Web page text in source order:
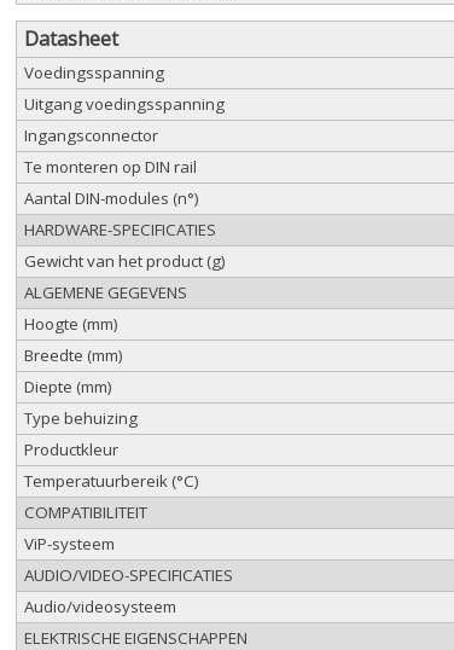
Datasheet
Voedingsspanning
Uitgang voedingsspanning
Ingangsconnector
Te monteren op DIN rail
Aantal DIN-modules (n°)
HARDWARE-SPECIFICATIES
Gewicht van het product (g)
ALGEMENE GEGEVENS
Hoogte (mm)
Breedte (mm)
Diepte (mm)
Type behuizing
Productkleur
Temperatuurbereik (°C)
COMPATIBILITEIT
ViP-systeem
AUDIO/VIDEO-SPECIFICATIES
Audio/videosysteem
ELEKTRISCHE EIGENSCHAPPEN